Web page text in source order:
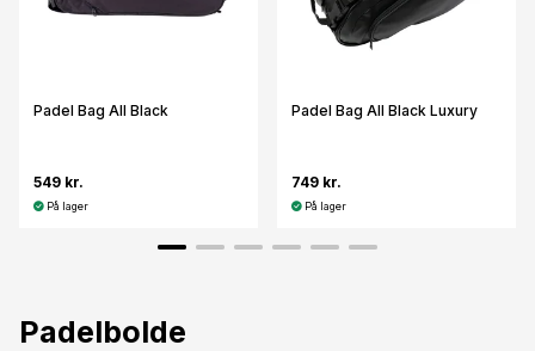
Padel Bag All Black
549 kr.
På lager
Padel Bag All Black Luxury
749 kr.
På lager
Padelbolde